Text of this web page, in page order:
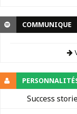
COMMUNIQUE
Success